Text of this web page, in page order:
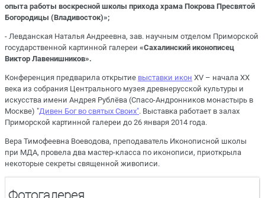
опыта работы воскресной школы прихода храма Покрова Пресвятой
Богородицы (Владивосток)»;
- Левданская Наталья Андреевна, зав. научным отделом Приморской
государственной картинной галереи «Сахалинский иконописец
Виктор Лавенишников».
Конференция предварила открытие выставки икон XV – начала XX
века из собрания Центрального музея древнерусской культуры и
искусства имени Андрея Рублёва (Спасо-Андронников монастырь в
Москве) "Дивен Бог во святых Своих". Выставка работает в залах
Приморской картинной галереи до 26 января 2014 года.
Вера Тимофеевна Воеводова, преподаватель Иконописной школы
при МДА, провела два мастер-класса по иконописи, приоткрыла
некоторые секреты священной живописи.